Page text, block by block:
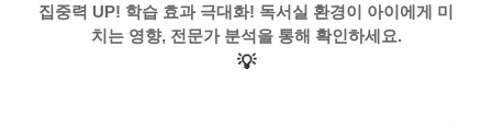
집중력 UP! 학습 효과 극대화! 독서실 환경이 아이에게 미
치는 영향, 전문가 분석을 통해 확인하세요.
💡